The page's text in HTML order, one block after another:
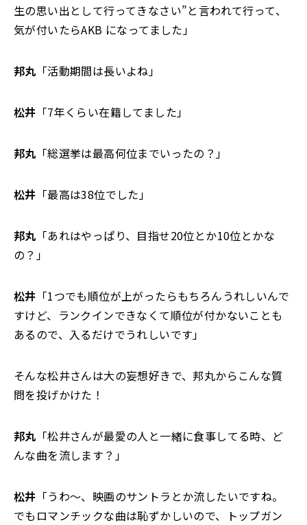
生の思い出として行ってきなさい”と言われて行って、
気が付いたらAKB になってました」
邦丸 「活動期間は長いよね」
松井 「7年くらい在籍してました」
邦丸 「総選挙は最高何位までいったの？」
松井 「最高は38位でした」
邦丸 「あれはやっぱり、目指せ20位とか10位とかな
の？」
松井 「1つでも順位が上がったらもちろんうれしいんで
すけど、ランクインできなくて順位が付かないことも
あるので、入るだけでうれしいです」
そんな松井さんは大の妄想好きで、邦丸からこんな質
問を投げかけた！
邦丸 「松井さんが最愛の人と一緒に食事してる時、ど
んな曲を流します？」
松井 「うわ～、映画のサントラとか流したいですね。
でもロマンチックな曲は恥ずかしいので、トップガン